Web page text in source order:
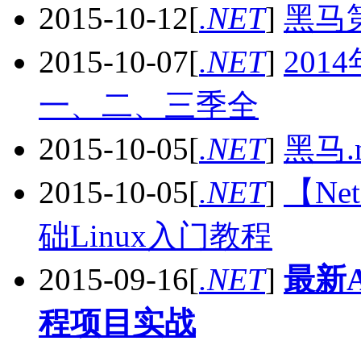
2015-10-12[.NET] 黑马
2015-10-07[.NET] 2014
一、二、三季全
2015-10-05[.NET] 黑马
2015-10-05[.NET]
【
础Linux入门教程
2015-09-16[.NET] 最新
程项目实战